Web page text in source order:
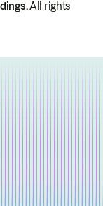
All rights